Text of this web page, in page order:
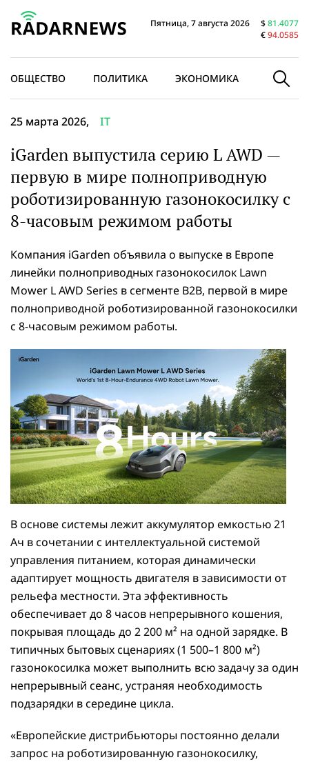
Пятница, 7 августа 2026 $81.4077
€94.0585
ОБЩЕСТВО ПОЛИТИКА ЭКОНОМИКА В МИРЕ
25 марта 2026, IT
iGarden выпустила серию L AWD —
первую в мире полноприводную
роботизированную газонокосилку с
8-часовым режимом работы
Компания iGarden объявила о выпуске в Европе
линейки полноприводных газонокосилок Lawn
Mower L AWD Series в сегменте B2B, первой в мире
полноприводной роботизированной газонокосилки
с 8-часовым режимом работы.
В основе системы лежит аккумулятор емкостью 21
Ач в сочетании с интеллектуальной системой
управления питанием, которая динамически
адаптирует мощность двигателя в зависимости от
рельефа местности. Эта эффективность
обеспечивает до 8 часов непрерывного кошения,
покрывая площадь до 2 200 м² на одной зарядке. В
типичных бытовых сценариях (1 500–1 800 м²)
газонокосилка может выполнить всю задачу за один
непрерывный сеанс, устраняя необходимость
подзарядки в середине цикла.
«Европейские дистрибьюторы постоянно делали
запрос на роботизированную газонокосилку,